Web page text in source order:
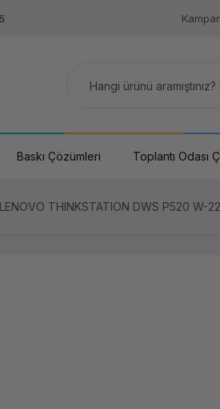
Baskı Çözümleri Toplantı Odası
LENOVO THINKSTATION DWS P520 W-